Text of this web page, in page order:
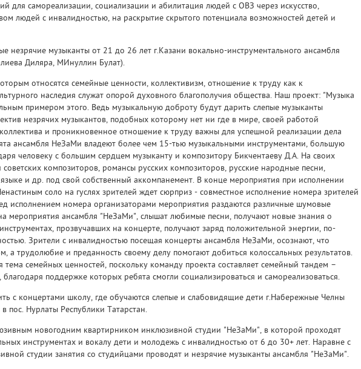
для самореализации, социализации и абилитация людей с ОВЗ через искусство,
людей с инвалидностью, на раскрытие скрытого потенциала возможностей детей и
незрячие музыканты от 21 до 26 лет г.Казани вокально-инструментального ансамбля
Диляра, МИнуллин Булат).
относятся семейные ценности, коллективизм, отношение к труду как к
наследия служат опорой духовного благополучия общества. Наш проект: "Музыка
примером этого. Ведь музыкальную доброту будут дарить слепые музыканты
незрячих музыкантов, подобных которому нет ни где в мире, своей работой
и проникновенное отношение к труду важны для успешной реализации дела
ансамбля НеЗаМи владеют более чем 15-тью музыкальными инструментами, большую
человеку с большим сердцем музыканту и композитору Бикчентаеву Д.А. На своих
композиторов, романсы русских композиторов, русские народные песни,
и др. под свой собственный аккомпанемент. В конце мероприятия при исполнении
соло на гуслях зрителей ждет сюрприз - совместное исполнение номера зрителей
исполнением номера организаторами мероприятия раздаются различные шумовые
мероприятия ансамбля "НеЗаМи", слышат любимые песни, получают новые знания о
прозвучавших на концерте, получают заряд положительной энергии, по-
Зрители с инвалидностью посещая концерты ансамбля НеЗаМи, осознают, что
а трудолюбие и преданность своему делу помогают добиться колоссальных результатов.
семейных ценностей, поскольку команду проекта составляет семейный тандем –
поддержке которых ребята смогли социализироваться и самореализоваться.
с концертами школу, где обучаются слепые и слабовидящие дети г.Набережные Челны
пос. Нурлаты Республики Татарстан.
новогодним квартирником инклюзивной студии "НеЗаМи", в которой проходят
инструментах и вокалу дети и молодежь с инвалидностью от 6 до 30+ лет. Наравне с
студии занятия со студийцами проводят и незрячие музыканты ансамбля "НеЗаМи".